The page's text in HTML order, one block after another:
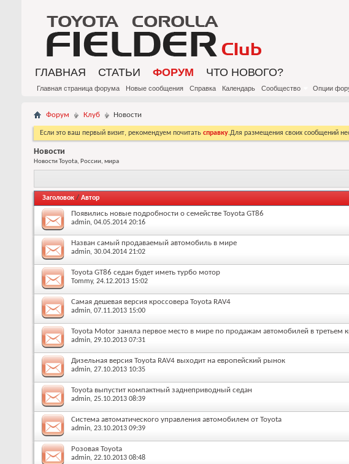
ГЛАВНАЯ СТАТЬИ ФОРУМ
Главная страница форума Новые сообщения Справка Календарь Сообщество Опции
ЧТО НОВОГО?
Форум Клуб Новости
Если это ваш первый визит, рекомендуем почитать справку.Для размещения своих сообщений
Новости
Новости Toyota, России, мира
Заголовок / Автор
Появились новые подробности о семействе Toyota GT86
admin, 04.05.2014 20:16
Назван самый продаваемый автомобиль в мире
admin, 30.04.2014 21:02
Toyota GT86 седан будет иметь турбо мотор
Tommy, 24.12.2013 15:02
Cамая дешевая версия кроссовера Toyota RAV4
admin, 07.11.2013 15:00
Toyota Motor заняла первое место в мире по продажам автомобилей в третьем
admin, 29.10.2013 07:31
Дизельная версия Toyota RAV4 выходит на европейский рынок
admin, 27.10.2013 10:35
Toyota выпустит компактный заднеприводный седан
admin, 25.10.2013 08:39
Система автоматического управления автомобилем от Toyota
admin, 23.10.2013 09:39
Розовая Toyota
admin, 22.10.2013 08:48